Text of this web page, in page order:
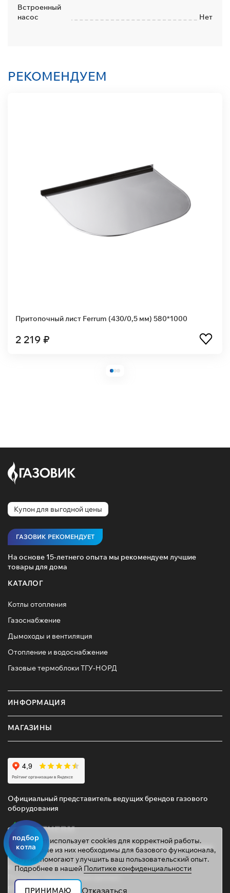
подбор
котла
Встроенный
насос
Нет
РЕКОМЕНДУЕМ
Притопочный лист Ferrum (430/0,5 мм) 580*1000
2 219 ₽
Купон для выгодной цены
ГАЗОВИК РЕКОМЕНДУЕТ
На основе 15-летнего опыта мы рекомендуем лучшие
товары для дома
КАТАЛОГ
Котлы отопления
Газоснабжение
Дымоходы и вентиляция
Отопление и водоснабжение
Газовые термоблоки ТГУ-НОРД
ИНФОРМАЦИЯ
МАГАЗИНЫ
Официальный представитель ведущих брендов газового
оборудования
© 2026 ТД «ГАЗОВИК»
Политика персональных данных
gazovik55@inbox.ru
Этот сайт использует cookies для корректной работы.
Некоторые из них необходимы для базового функционала,
другие помогают улучшить ваш пользовательский опыт.
Подробнее в нашей Политике конфиденциальности
ПРИНИМАЮ Отказаться